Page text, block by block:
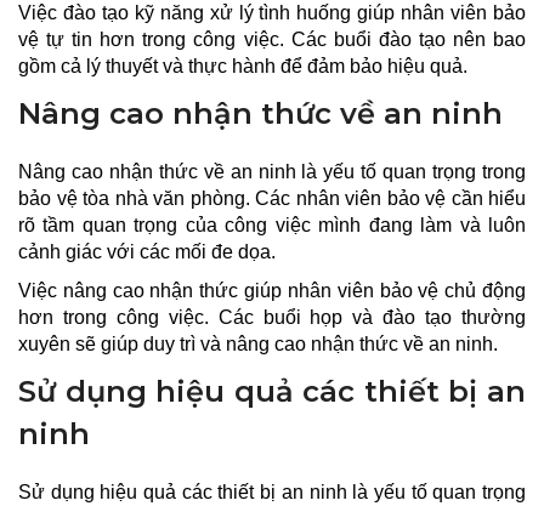
Việc đào tạo kỹ năng xử lý tình huống giúp nhân viên bảo
vệ tự tin hơn trong công việc. Các buổi đào tạo nên bao
gồm cả lý thuyết và thực hành để đảm bảo hiệu quả.
Nâng cao nhận thức về an ninh
Nâng cao nhận thức về an ninh là yếu tố quan trọng trong
bảo vệ tòa nhà văn phòng. Các nhân viên bảo vệ cần hiểu
rõ tầm quan trọng của công việc mình đang làm và luôn
cảnh giác với các mối đe dọa.
Việc nâng cao nhận thức giúp nhân viên bảo vệ chủ động
hơn trong công việc. Các buổi họp và đào tạo thường
xuyên sẽ giúp duy trì và nâng cao nhận thức về an ninh.
Sử dụng hiệu quả các thiết bị an
ninh
Sử dụng hiệu quả các thiết bị an ninh là yếu tố quan trọng